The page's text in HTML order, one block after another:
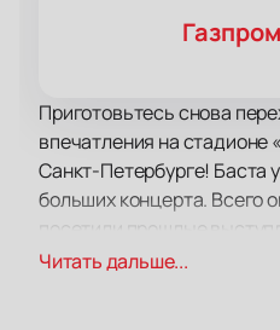
Приготовьтесь снова
впечатления на стадионе
Санкт-Петербурге! Баста
больших концерта. Всего
посетили прошлые
столице. 19 декабря 2026
Читать дальше...